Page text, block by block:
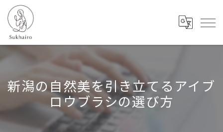
新潟の自然美を引き立てるアイブ
ロウブラシの選び方